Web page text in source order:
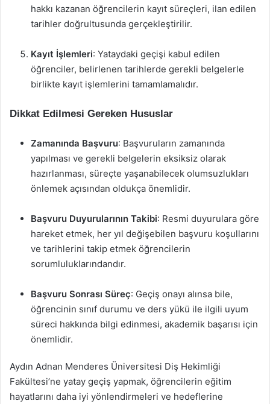
hakkı kazanan öğrencilerin kayıt süreçleri, ilan edilen
tarihler doğrultusunda gerçekleştirilir.
Kayıt İşlemleri: Yataydaki geçişi kabul edilen
öğrenciler, belirlenen tarihlerde gerekli belgelerle
birlikte kayıt işlemlerini tamamlamalıdır.
Dikkat Edilmesi Gereken Hususlar
Zamanında Başvuru: Başvuruların zamanında
yapılması ve gerekli belgelerin eksiksiz olarak
hazırlanması, süreçte yaşanabilecek olumsuzlukları
önlemek açısından oldukça önemlidir.
Başvuru Duyurularının Takibi: Resmi duyurulara göre
hareket etmek, her yıl değişebilen başvuru koşullarını
ve tarihlerini takip etmek öğrencilerin
sorumluluklarındandır.
Başvuru Sonrası Süreç: Geçiş onayı alınsa bile,
öğrencinin sınıf durumu ve ders yükü ile ilgili uyum
süreci hakkında bilgi edinmesi, akademik başarısı için
önemlidir.
Aydın Adnan Menderes Üniversitesi Diş Hekimliği
Fakültesi’ne yatay geçiş yapmak, öğrencilerin eğitim
hayatlarını daha iyi yönlendirmeleri ve hedeflerine